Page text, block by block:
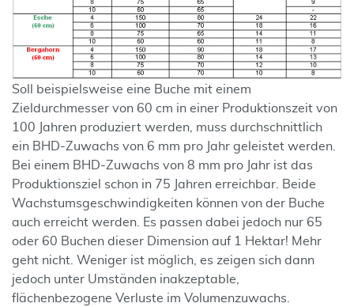
Soll beispielsweise eine Buche mit einem
Zieldurchmesser von 60 cm in einer Produktionszeit von
100 Jahren produziert werden, muss durchschnittlich
ein BHD-Zuwachs von 6 mm pro Jahr geleistet werden.
Bei einem BHD-Zuwachs von 8 mm pro Jahr ist das
Produktionsziel schon in 75 Jahren erreichbar. Beide
Wachstumsgeschwindigkeiten können von der Buche
auch erreicht werden. Es passen dabei jedoch nur 65
oder 60 Buchen dieser Dimension auf 1 Hektar! Mehr
geht nicht. Weniger ist möglich, es zeigen sich dann
jedoch unter Umständen inakzeptable,
flächenbezogene Verluste im Volumenzuwachs.